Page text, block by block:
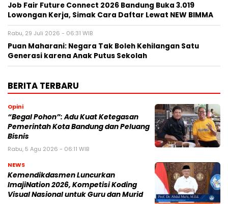
Job Fair Future Connect 2026 Bandung Buka 3.019
Lowongan Kerja, Simak Cara Daftar Lewat NEW BIMMA
Rabu, 29 Juli 2026 - 06:31 WIB
Puan Maharani: Negara Tak Boleh Kehilangan Satu
Generasi karena Anak Putus Sekolah
BERITA TERBARU
Opini
“Begal Pohon”: Adu Kuat Ketegasan
Pemerintah Kota Bandung dan Peluang
Bisnis
Rabu, 5 Agu 2026 - 06:11 WIB
NEWS
Kemendikdasmen Luncurkan
ImajiNation 2026, Kompetisi Koding
Visual Nasional untuk Guru dan Murid